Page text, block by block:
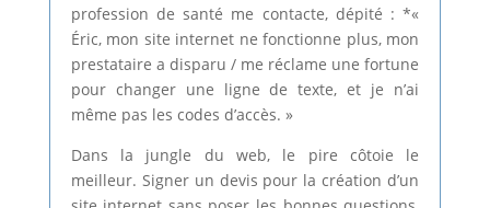
profession de santé me contacte, dépité : *«
Éric, mon site internet ne fonctionne plus, mon
prestataire a disparu / me réclame une fortune
pour changer une ligne de texte, et je n’ai
même pas les codes d’accès. »
Dans la jungle du web, le pire côtoie le
meilleur. Signer un devis pour la création d’un